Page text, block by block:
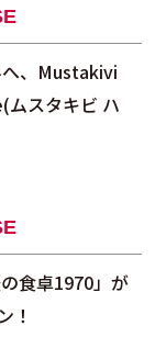
、Mustakivi
ムスタキビ ハ
食卓1970」が
！